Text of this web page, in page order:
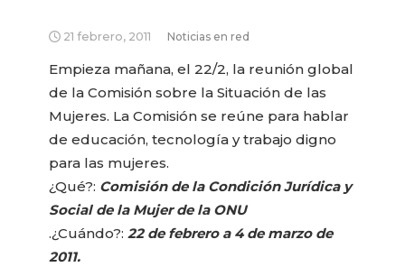
21 febrero, 2011 Noticias en red
Empieza mañana, el 22/2, la reunión global
de la Comisión sobre la Situación de las
Mujeres. La Comisión se reúne para hablar
de educación, tecnología y trabajo digno
para las mujeres.
¿Qué?: Comisión de la Condición Jurídica y
Social de la Mujer de la ONU
.¿Cuándo?:22 de febrero a 4 de marzo de
2011.